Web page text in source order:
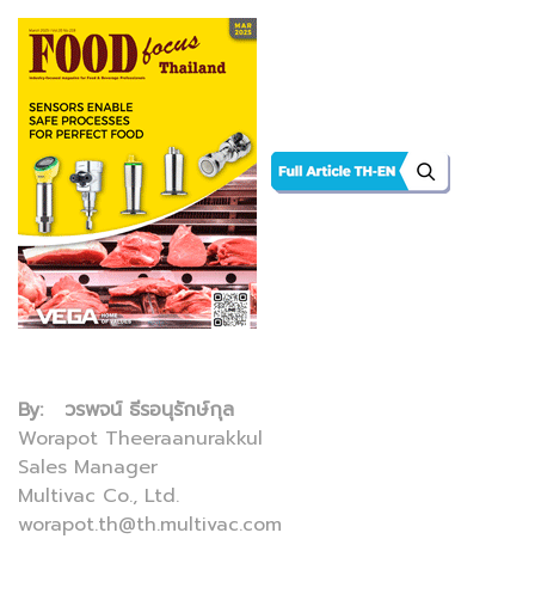
By: วรพจน์ ธีรอนุรักษ์กุล
Worapot Theeraanurakkul
Sales Manager
Multivac Co., Ltd.
worapot.th@th.multivac.com